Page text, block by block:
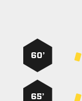
60’
65’